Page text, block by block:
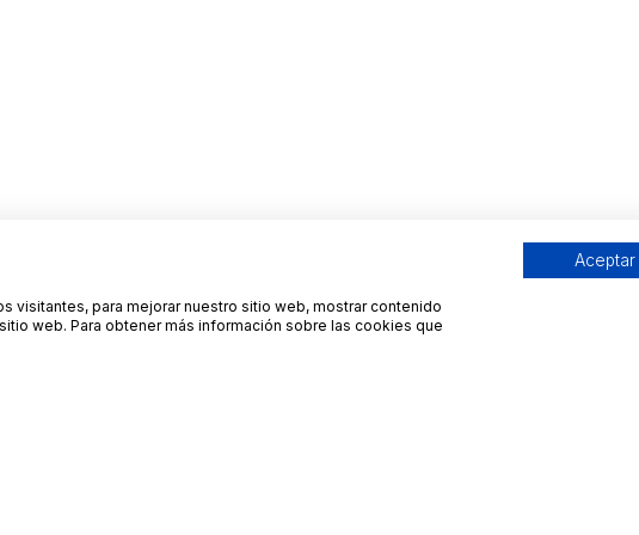
visitantes, para mejorar nuestro sitio web, mostrar contenido
web. Para obtener más información sobre las cookies que